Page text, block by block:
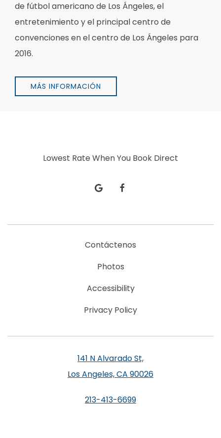
de fútbol americano de Los Ángeles, el
entretenimiento y el principal centro de
convenciones en el centro de Los Ángeles para
2016.
MÁS INFORMACIÓN
Lowest Rate When You Book Direct
google facebook
Contáctenos
Photos
Accessibility
Privacy Policy
141 N Alvarado St,
Los Angeles, CA 90026
213-413-6699